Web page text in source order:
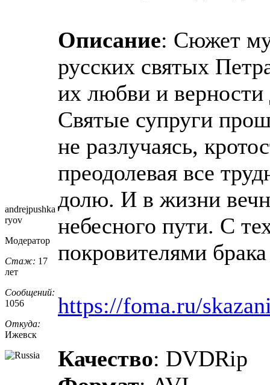
andrejpushka
ryov
Модератор
Стаж: 17
лет
Сообщений:
1056
Откуда:
Ижевск
Описание: Сюжет
русских святых
их любви и
Святые супруги
не разлучаясь,
преодолевая все
долю. И в жизни
небесного пути. С
покровителями
https://foma.ru/
Качество: DVDRip